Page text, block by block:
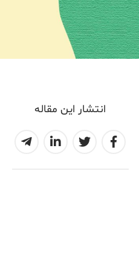
انتشار این مقاله